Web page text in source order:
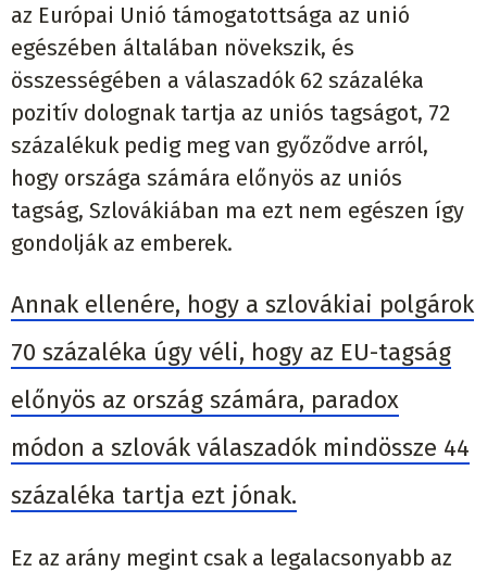
az Európai Unió támogatottsága az unió
egészében általában növekszik, és
összességében a válaszadók 62 százaléka
pozitív dolognak tartja az uniós tagságot, 72
százalékuk pedig meg van győződve arról,
hogy országa számára előnyös az uniós
tagság, Szlovákiában ma ezt nem egészen így
gondolják az emberek.
Annak ellenére, hogy a szlovákiai polgárok
70 százaléka úgy véli, hogy az EU-tagság
előnyös az ország számára, paradox
módon a szlovák válaszadók mindössze 44
százaléka tartja ezt jónak.
Ez az arány megint csak a legalacsonyabb az